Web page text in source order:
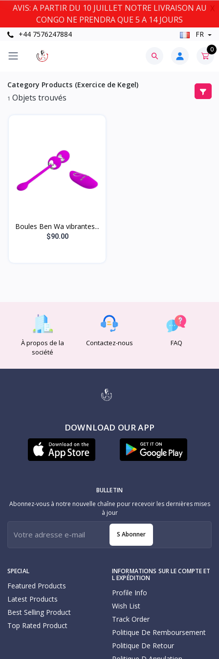
AVIS: A PARTIR DU 10 JUILLET NOTRE LIVRAISON AU
CONGO NE PRENDRA QUE 5 A 14 JOURS
X
+44 7576247884 FR
0
Category Products (Exercice de Kegel)
1 Objets trouvés
Boules Ben Wa vibrantes...
$90.00
À propos de la
société
Contactez-nous FAQ
DOWNLOAD OUR APP
SPECIAL
Featured Products
Latest Products
Best Selling Product
Top Rated Product
INFORMATIONS SUR LE COMPTE ET
L EXPÉDITION
Profile Info
Wish List
Track Order
Politique De Remboursement
Politique De Retour
BULLETIN
Abonnez-vous à notre nouvelle chaîne pour recevoir les dernières mises
à jour
S Abonner